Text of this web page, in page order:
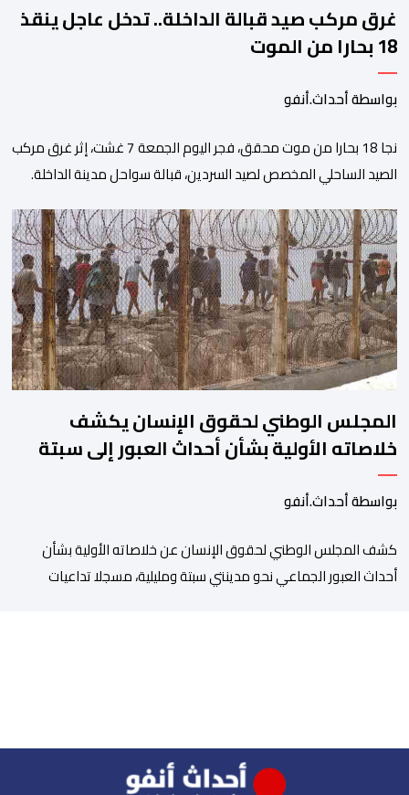
غرق مركب صيد قبالة الداخلة.. تدخل عاجل ينقذ
18 بحارا من الموت
بواسطة أحداث.أنفو
نجا 18 بحارا من موت محقق، فجر اليوم الجمعة 7 غشت، إثر غرق مركب
الصيد الساحلي المخصص لصيد السردين، قبالة سواحل مدينة الداخلة.
كبيرة من المياه إلى داخل المركب أثناء مزاولته نشاط الصيد البحري، قبل
أن تتفاقم الوضعية وينتهي الأمر بغرقه، ما استنفر عدداً من مراكب […]
المجلس الوطني لحقوق الإنسان يكشف
خلاصاته الأولية بشأن أحداث العبور إلى سبتة
ومليلية
بواسطة أحداث.أنفو
كشف المجلس الوطني لحقوق الإنسان عن خلاصاته الأولية بشأن
أحداث العبور الجماعي نحو مدينتي سبتة ومليلية، مسجلا تداعيات